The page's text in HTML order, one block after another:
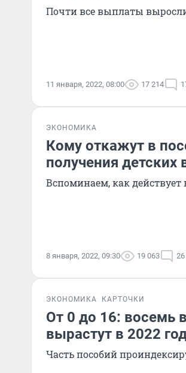
Почти все выплаты
11 января, 2022, 08:00 17 214
ЭКОНОМИКА
Кому откажут в
получения детских
Вспоминаем, как действует
8 января, 2022, 09:30 19 063 26
ЭКОНОМИКА КАРТОЧКИ
От 0 до 16: восемь
вырастут в 2022
Часть пособий